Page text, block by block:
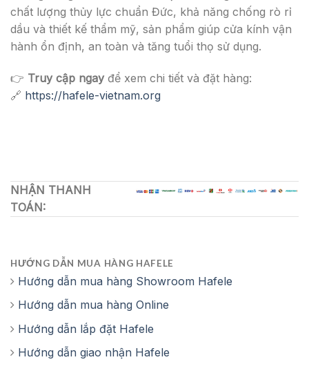
chất lượng thủy lực chuẩn Đức, khả năng chống rò rỉ
dầu và thiết kế thẩm mỹ, sản phẩm giúp cửa kính vận
hành ổn định, an toàn và tăng tuổi thọ sử dụng.
👉 Truy cập ngayđể xem chi tiết và đặt hàng:
🔗 https://hafele-vietnam.org
NHẬN THANH
TOÁN:
HƯỚNG DẪN MUA HÀNG HAFELE
Hướng dẫn mua hàng Showroom Hafele
Hướng dẫn mua hàng Online
Hướng dẫn lắp đặt Hafele
Hướng dẫn giao nhận Hafele